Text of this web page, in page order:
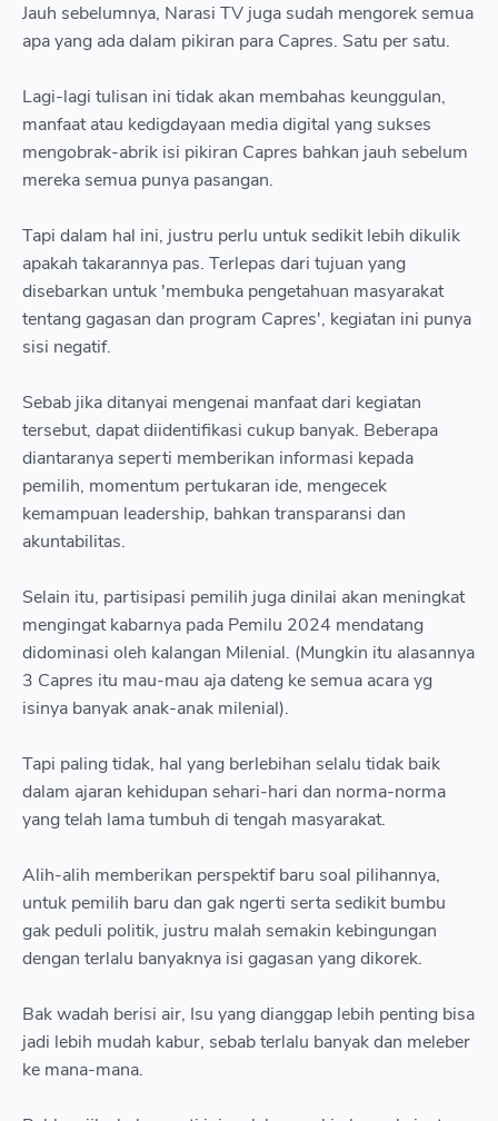
Jauh sebelumnya, Narasi TV juga sudah mengorek semua
apa yang ada dalam pikiran para Capres. Satu per satu.
Lagi-lagi tulisan ini tidak akan membahas keunggulan,
manfaat atau kedigdayaan media digital yang sukses
mengobrak-abrik isi pikiran Capres bahkan jauh sebelum
mereka semua punya pasangan.
Tapi dalam hal ini, justru perlu untuk sedikit lebih dikulik
apakah takarannya pas. Terlepas dari tujuan yang
disebarkan untuk 'membuka pengetahuan masyarakat
tentang gagasan dan program Capres', kegiatan ini punya
sisi negatif.
Sebab jika ditanyai mengenai manfaat dari kegiatan
tersebut, dapat diidentifikasi cukup banyak. Beberapa
diantaranya seperti memberikan informasi kepada
pemilih, momentum pertukaran ide, mengecek
kemampuan leadership, bahkan transparansi dan
akuntabilitas.
Selain itu, partisipasi pemilih juga dinilai akan meningkat
mengingat kabarnya pada Pemilu 2024 mendatang
didominasi oleh kalangan Milenial. (Mungkin itu alasannya
3 Capres itu mau-mau aja dateng ke semua acara yg
isinya banyak anak-anak milenial).
Tapi paling tidak, hal yang berlebihan selalu tidak baik
dalam ajaran kehidupan sehari-hari dan norma-norma
yang telah lama tumbuh di tengah masyarakat.
Alih-alih memberikan perspektif baru soal pilihannya,
untuk pemilih baru dan gak ngerti serta sedikit bumbu
gak peduli politik, justru malah semakin kebingungan
dengan terlalu banyaknya isi gagasan yang dikorek.
Bak wadah berisi air, Isu yang dianggap lebih penting bisa
jadi lebih mudah kabur, sebab terlalu banyak dan meleber
ke mana-mana.